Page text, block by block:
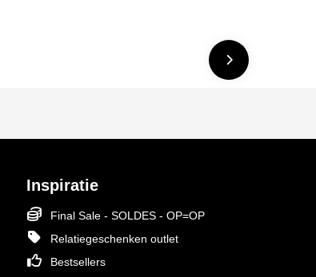
Inspiratie
Final Sale - SOLDES - OP=OP
Relatiegeschenken outlet
Bestsellers